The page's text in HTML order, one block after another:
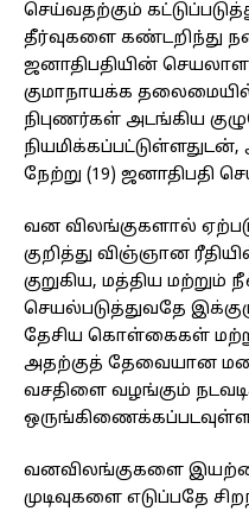
செய்வதற்கும்
தீர்வுகளை கண்டறிந்து
ஜனாதிபதியின்
குமாநாயக்க
நிபுணர்கள் அடங்கிய
நேற்று (19) ஜனாதிபதி
வன விலங்குகளால்
குறித்து விஞ்ஞான
குறுகிய, மத்திய
செயல்படுத்துவதே
தேசிய கொள்கைகள்
அதற்குத் தேவையான
வசதிளை வழங்கும்
வனவிலங்குகளை
முடிவுகளை எடுப்பதே